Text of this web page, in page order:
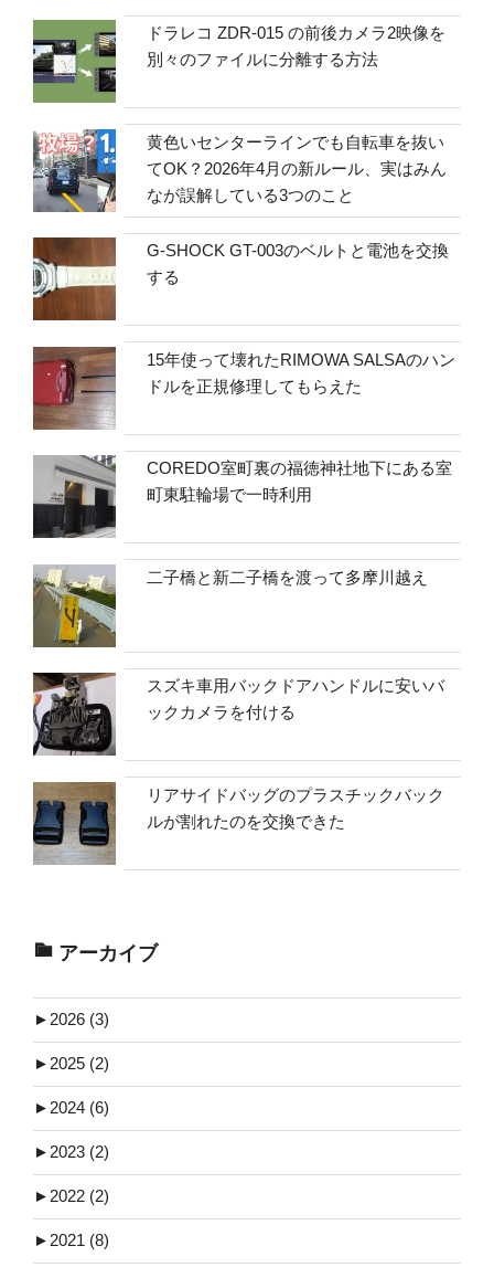
ドラレコ ZDR-015 の前後カメラ2映像を
別々のファイルに分離する方法
黄色いセンターラインでも自転車を抜い
てOK？2026年4月の新ルール、実はみん
なが誤解している3つのこと
G-SHOCK GT-003のベルトと電池を交換
する
15年使って壊れたRIMOWA SALSAのハン
ドルを正規修理してもらえた
COREDO室町裏の福徳神社地下にある室
町東駐輪場で一時利用
二子橋と新二子橋を渡って多摩川越え
スズキ車用バックドアハンドルに安いバ
ックカメラを付ける
リアサイドバッグのプラスチックバック
ルが割れたのを交換できた
アーカイブ
► 2026 (3)
► 2025 (2)
► 2024 (6)
► 2023 (2)
► 2022 (2)
► 2021 (8)